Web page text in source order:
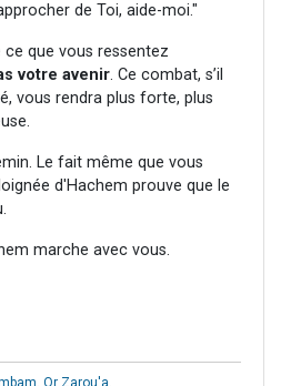
de Toi, aide-moi."
que vous ressentez
votre avenir. Ce combat, s’il
vous rendra plus forte, plus
Le fait même que vous
d'Hachem prouve que le
marche avec vous.